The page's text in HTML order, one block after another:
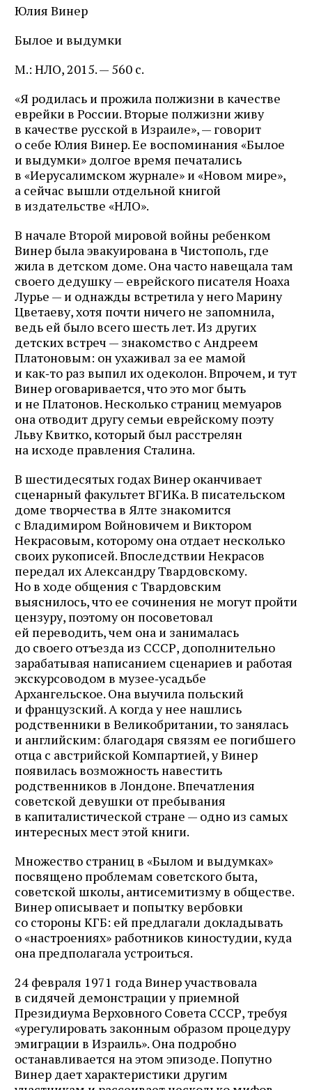
Юлия Винер
Былое и выдумки
М.: НЛО, 2015. — 560 с.
«Я родилась и прожила полжизни в качестве
еврейки в России. Вторые полжизни живу
в качестве русской в Израиле», — говорит
о себе Юлия Винер. Ее воспоминания «Былое
и выдумки» долгое время печатались
в «Иерусалимском журнале» и «Новом мире»,
а сейчас вышли отдельной книгой
в издательстве «НЛО».
В начале Второй мировой войны ребенком
Винер была эвакуирована в Чистополь, где
жила в детском доме. Она часто навещала там
своего дедушку — еврейского писателя Ноаха
Лурье — и однажды встретила у него Марину
Цветаеву, хотя почти ничего не запомнила,
ведь ей было всего шесть лет. Из других
детских встреч — знакомство с Андреем
Платоновым: он ухаживал за ее мамой
и как‑то раз выпил их одеколон. Впрочем, и тут
Винер оговаривается, что это мог быть
и не Платонов. Несколько страниц мемуаров
она отводит другу семьи еврейскому поэту
Льву Квитко, который был расстрелян
на исходе правления Сталина.
В шестидесятых годах Винер оканчивает
сценарный факультет ВГИКа. В писательском
доме творчества в Ялте знакомится
с Владимиром Войновичем и Виктором
Некрасовым, которому она отдает несколько
своих рукописей. Впоследствии Некрасов
передал их Александру Твардовскому.
Но в ходе общения с Твардовским
выяснилось, что ее сочинения не могут пройти
цензуру, поэтому он посоветовал
ей переводить, чем она и занималась
до своего отъезда из СССР, дополнительно
зарабатывая написанием сценариев и работая
экскурсоводом в музее‑усадьбе
Архангельское. Она выучила польский
и французский. А когда у нее нашлись
родственники в Великобритании, то занялась
и английским: благодаря связям ее погибшего
отца с австрийской Компартией, у Винер
появилась возможность навестить
родственников в Лондоне. Впечатления
советской девушки от пребывания
в капиталистической стране — одно из самых
интересных мест этой книги.
Множество страниц в «Былом и выдумках»
посвящено проблемам советского быта,
советской школы, антисемитизму в обществе.
Винер описывает и попытку вербовки
со стороны КГБ: ей предлагали докладывать
о «настроениях» работников киностудии, куда
она предполагала устроиться.
24 февраля 1971 года Винер участвовала
в сидячей демонстрации у приемной
Президиума Верховного Совета СССР, требуя
«урегулировать законным образом процедуру
эмиграции в Израиль». Она подробно
останавливается на этом эпизоде. Попутно
Винер дает характеристики другим